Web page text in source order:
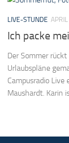
LIVE-STUNDE
Ich packe
Der Sommer
Urlaubspläne
Campusradio Live
Maushardt. Karin